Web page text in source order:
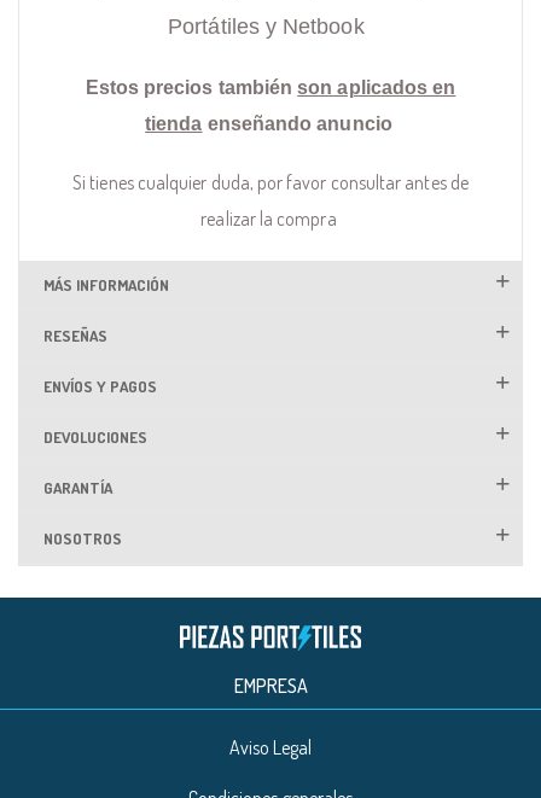
Portátiles y Netbook
Estos precios también son aplicados en
tienda enseñando anuncio
Si tienes cualquier duda, por favor consultar antes de
realizar la compra
MÁS INFORMACIÓN
RESEÑAS
ENVÍOS Y PAGOS
DEVOLUCIONES
GARANTÍA
NOSOTROS
EMPRESA
Aviso Legal